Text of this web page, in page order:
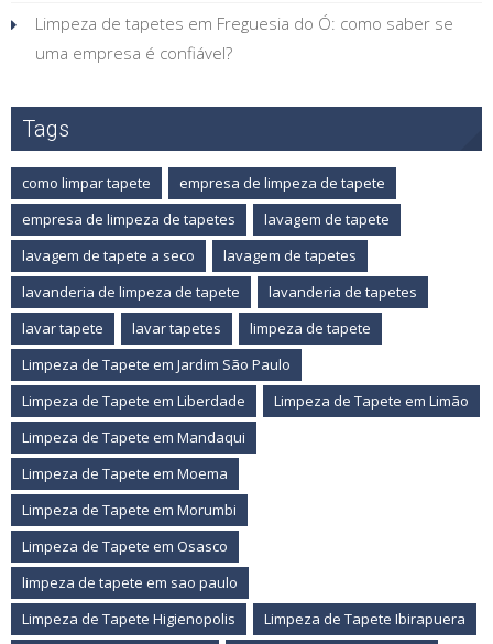
Limpeza de tapetes em Freguesia do Ó: como saber se
uma empresa é confiável?
Tags
como limpar tapete
empresa de limpeza de tapete
empresa de limpeza de tapetes
lavagem de tapete
lavagem de tapete a seco
lavagem de tapetes
lavanderia de limpeza de tapete
lavanderia de tapetes
lavar tapete
lavar tapetes
limpeza de tapete
Limpeza de Tapete em Jardim São Paulo
Limpeza de Tapete em Liberdade
Limpeza de Tapete em Limão
Limpeza de Tapete em Mandaqui
Limpeza de Tapete em Moema
Limpeza de Tapete em Morumbi
Limpeza de Tapete em Osasco
limpeza de tapete em sao paulo
Limpeza de Tapete Higienopolis
Limpeza de Tapete Ibirapuera